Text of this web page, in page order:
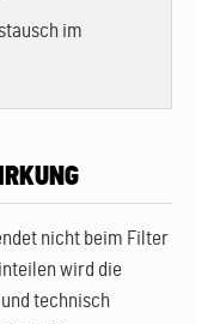
im
nicht beim Filter
wird die
technisch